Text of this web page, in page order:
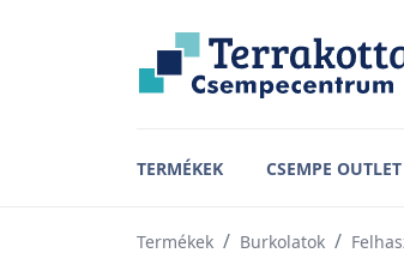
TERMÉKEK CSEMPE OUTLET
Termékek Burkolatok